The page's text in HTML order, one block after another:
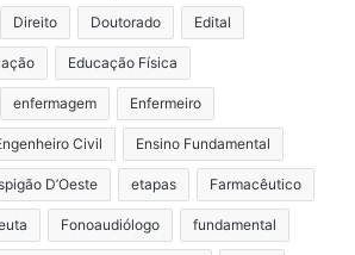
Direito Doutorado Edital
Educação Física
enfermagem Enfermeiro
Civil Ensino Fundamental
D’Oeste etapas Farmacêutico
Fonoaudiólogo fundamental